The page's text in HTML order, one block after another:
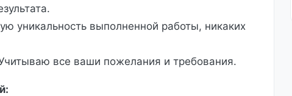
уникальность выполненной работы, никаких
все ваши пожелания и требования.